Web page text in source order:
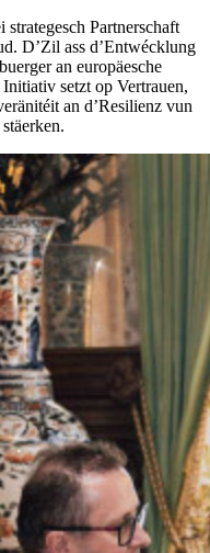
Partnerschaft
D’Zil ass d’Entwécklung
an europäesche
setzt op Vertrauen,
an d’Resilienz vun